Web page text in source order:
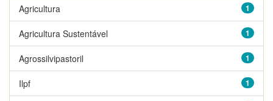
1
Agricultura
1
Agricultura Sustentável
1
Agrossilvipastoril
1
Ilpf